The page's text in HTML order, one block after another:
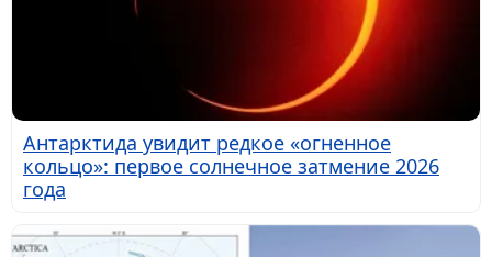
Антарктида увидит редкое «огненное
кольцо»: первое солнечное затмение 2026
года